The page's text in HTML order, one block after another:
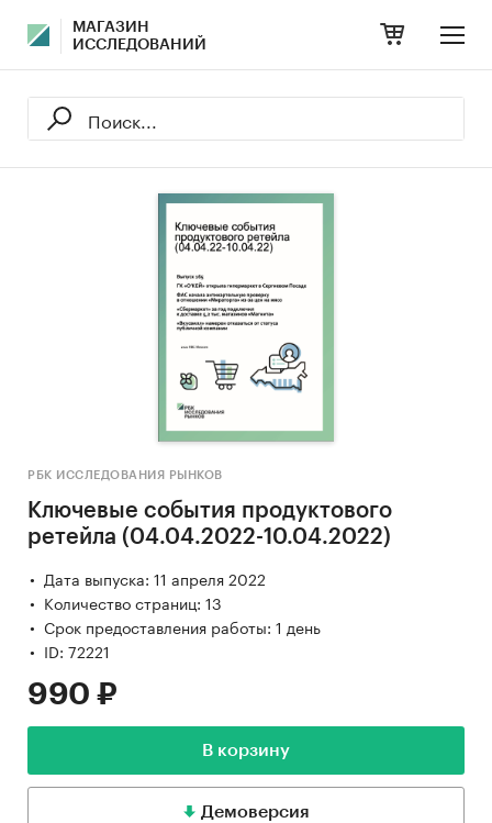
МАГАЗИН
ИССЛЕДОВАНИЙ
РБК ИССЛЕДОВАНИЯ РЫНКОВ
Ключевые события продуктового
ретейла (04.04.2022-10.04.2022)
Дата выпуска: 11 апреля 2022
Количество страниц: 13
Срок предоставления работы: 1 день
ID: 72221
990 ₽
В корзину
Демоверсия